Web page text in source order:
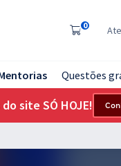
0
Questões
site SÓ HOJE!